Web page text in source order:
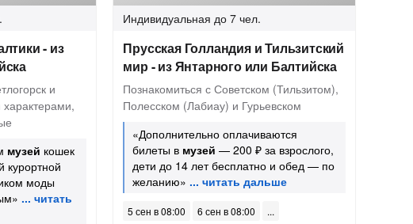
- из
и
музей кошек
моды
Индивидуальная до 7 чел.
Прусская Голландия и Тильзитский
мир - из Янтарного или Балтийска
Познакомиться с Советском (Тильзитом),
Полесском (Лабиау) и Гурьевском
«Дополнительно оплачиваются
билеты в музей — 200 ₽ за взрослого,
дети до 14 лет бесплатно и обед — по
желанию»
5 сен в 08:00
6 сен в 08:00